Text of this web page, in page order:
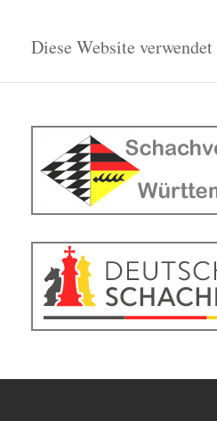
Diese Website